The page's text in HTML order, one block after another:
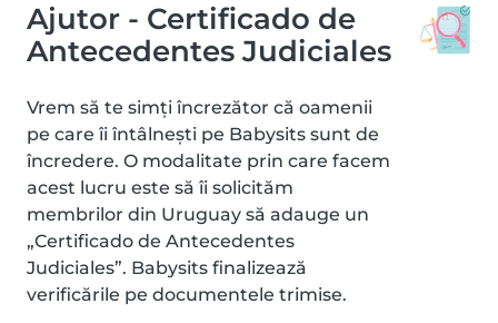
Ajutor - Certificado de
Antecedentes Judiciales
Vrem să te simți încrezător că oamenii
pe care îi întâlnești pe Babysits sunt de
încredere. O modalitate prin care facem
acest lucru este să îi solicităm
membrilor din Uruguay să adauge un
„Certificado de Antecedentes
Judiciales”. Babysits finalizează
verificările pe documentele trimise.